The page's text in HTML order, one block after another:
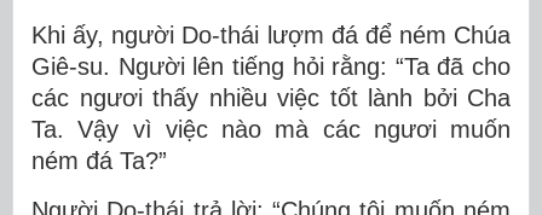
Khi ấy, người Do-thái lượm đá để ném Chúa
Giê-su. Người lên tiếng hỏi rằng: “Ta đã cho
các ngươi thấy nhiều việc tốt lành bởi Cha
Ta. Vậy vì việc nào mà các ngươi muốn
ném đá Ta?”